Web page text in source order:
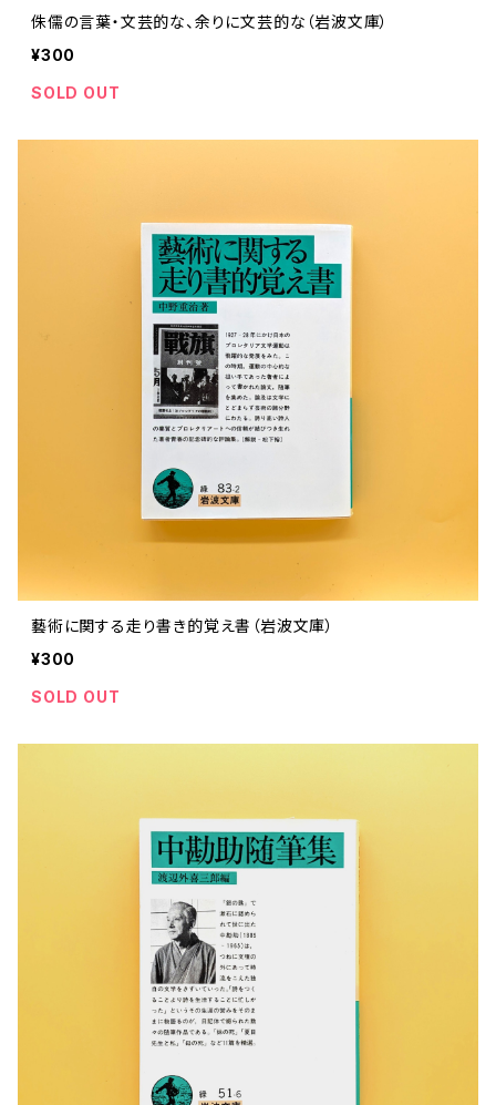
侏儒の言葉・文芸的な、余りに文芸的な（岩波文庫）
¥300
SOLD OUT
藝術に関する走り書き的覚え書（岩波文庫）
¥300
SOLD OUT